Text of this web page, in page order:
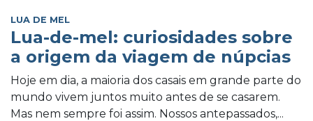
LUA DE MEL
Lua-de-mel: curiosidades sobre
a origem da viagem de núpcias
Hoje em dia, a maioria dos casais em grande parte do
mundo vivem juntos muito antes de se casarem.
Mas nem sempre foi assim. Nossos antepassados,...